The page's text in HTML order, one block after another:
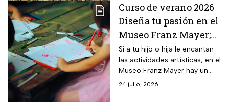
Curso de verano 2026
Diseña tu pasión en el
Museo Franz Mayer;
fechas y precios
Si a tu hijo o hija le encantan
las actividades artísticas, en el
Museo Franz Mayer hay un
curso de verano para que
24 julio, 2026